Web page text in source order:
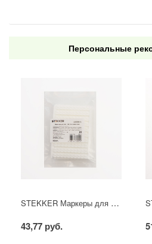
Персональные
STEKKER Маркеры для ЗНИ (JXB) без нанесения LD556-1
43,77 руб.